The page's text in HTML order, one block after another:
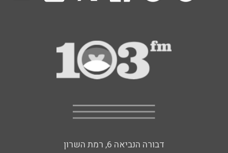
דבורה הנביאה 6, רמת השרון